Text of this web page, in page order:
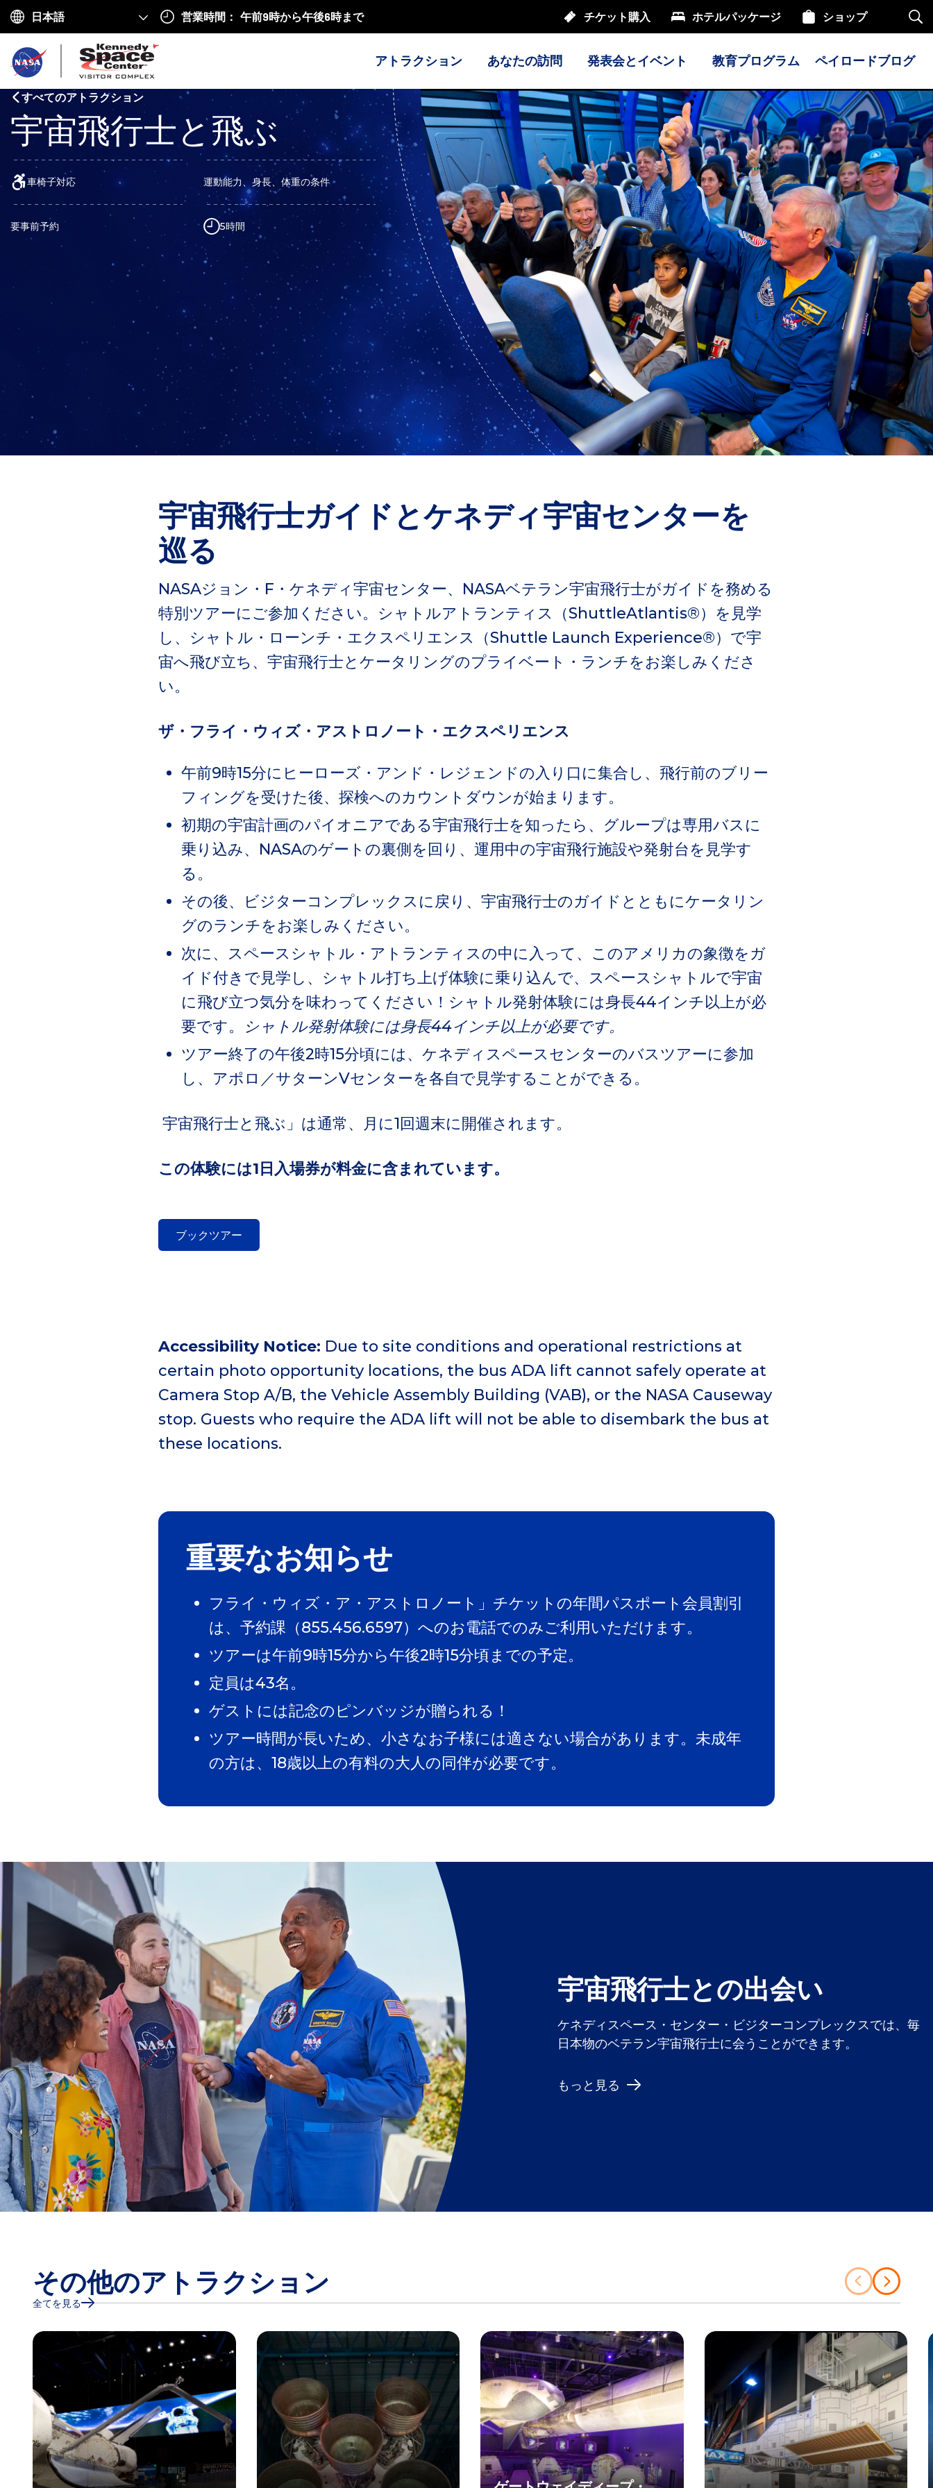
Choose
language
営業時間： 午前9時から午後6時まで チケット購入 ホテルパッケージ ショップ
サ
イ
内
ム
へ
戻
る
アトラクション あなたの訪問 発表会とイベント 教育プログラム ペイロードブログ
すべてのアトラクション
宇宙飛行士と飛ぶ
車椅子対応 運動能力、身長、体重の条件
要事前予約 5時間
宇宙飛行士ガイドとケネディ宇宙センターを
巡る
NASAジョン・F・ケネディ宇宙センター、NASAベテラン宇宙飛行士がガイドを務める
特別ツアーにご参加ください。シャトルアトランティス（ShuttleAtlantis®）を見学
し、シャトル・ローンチ・エクスペリエンス（Shuttle Launch Experience®）で宇
宙へ飛び立ち、宇宙飛行士とケータリングのプライベート・ランチをお楽しみくださ
い。
ザ・フライ・ウィズ・アストロノート・エクスペリエンス
午前9時15分にヒーローズ・アンド・レジェンドの入り口に集合し、飛行前のブリー
フィングを受けた後、探検へのカウントダウンが始まります。
初期の宇宙計画のパイオニアである宇宙飛行士を知ったら、グループは専用バスに
乗り込み、NASAのゲートの裏側を回り、運用中の宇宙飛行施設や発射台を見学す
る。
その後、ビジターコンプレックスに戻り、宇宙飛行士のガイドとともにケータリン
グのランチをお楽しみください。
次に、スペースシャトル・アトランティスの中に入って、このアメリカの象徴をガ
イド付きで見学し、シャトル打ち上げ体験に乗り込んで、スペースシャトルで宇宙
に飛び立つ気分を味わってください！シャトル発射体験には身長44インチ以上が必
要です。
シャトル発射体験には身長44インチ以上が必要です。
ツアー終了の午後2時15分頃には、ケネディスペースセンターのバスツアーに参加
し、アポロ／サターンVセンターを各自で見学することができる。
宇宙飛行士と飛ぶ」は通常、月に1回週末に開催されます。
この体験には1日入場券が料金に含まれています。
ブックツアー
Accessibility Notice: Due to site conditions and operational restrictions at
certain photo opportunity locations, the bus ADA lift cannot safely operate at
Camera Stop A/B, the Vehicle Assembly Building (VAB), or the NASA Causeway
stop. Guests who require the ADA lift will not be able to disembark the bus at
these locations.
重要なお知らせ
フライ・ウィズ・ア・アストロノート」チケットの年間パスポート会員割引
は、予約課（855.456.6597）へのお電話でのみご利用いただけます。
ツアーは午前9時15分から午後2時15分頃までの予定。
定員は43名。
ゲストには記念のピンバッジが贈られる！
ツアー時間が長いため、小さなお子様には適さない場合があります。未成年
の方は、18歳以上の有料の大人の同伴が必要です。
宇宙飛行士との出会い
ケネディスペース・センター・ビジターコンプレックスでは、毎
日本物のベテラン宇宙飛行士に会うことができます。
もっと見る
その他のアトラクション
前
の
次
の
全てを見る